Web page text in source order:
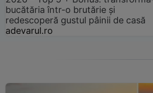
bucătăria într-o brutărie și
redescoperă gustul pâinii de casă
adevarul.ro